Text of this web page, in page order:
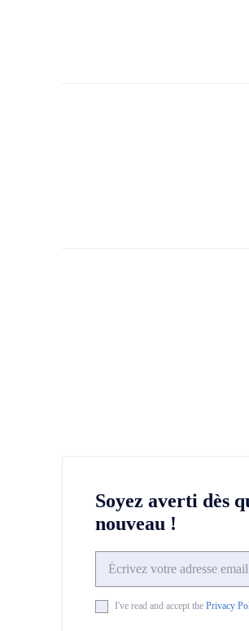
Soyez averti dès
nouveau !
I've read and accept the Privacy